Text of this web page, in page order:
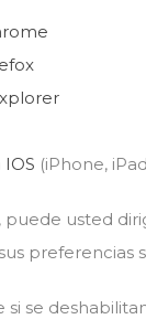
IOS (iPhone,
puede usted
preferencias
si se